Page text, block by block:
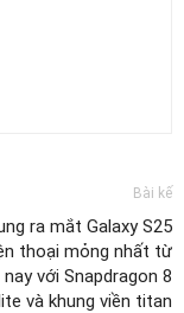
Bài kế
ra mắt Galaxy S25
thoại mỏng nhất từ
với Snapdragon 8
và khung viền titan